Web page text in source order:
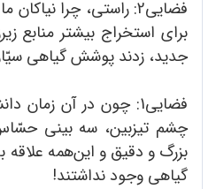
فضایی2: راستی، چرا
برای استخراج بیشتر منابع
جدید، زدند پوشش گیاهی
فضایی1: چون در آن
چشم تیزبین، سه بینی
بزرگ و دقیق و این‌همه
گیاهی وجود نداشتند!